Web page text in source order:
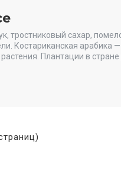
тростниковый сахар,
Костариканская
Плантации в стране